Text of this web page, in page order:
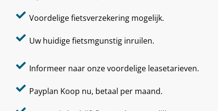
Voordelige fietsverzekering mogelijk.
Uw huidige fietsmgunstig inruilen.
Informeer naar onze voordelige leasetarieven.
Payplan Koop nu, betaal per maand.